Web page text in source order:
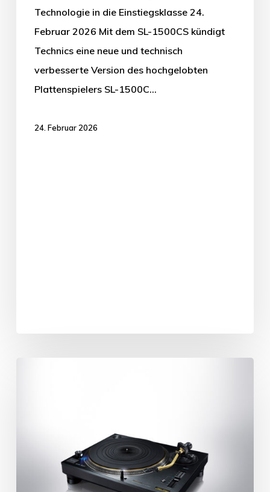
Technologie in die Einstiegsklasse 24.
Februar 2026 Mit dem SL-1500CS kündigt
Technics eine neue und technisch
verbesserte Version des hochgelobten
Plattenspielers SL-1500C…
24. Februar 2026